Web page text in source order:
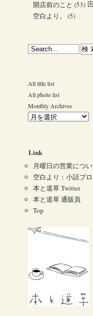
開店前のこと (53)
空白より。
(5)
All title list
All photo list
Monthly Archives
Link
月曜日の営業につ
空白より：小話ブ
本と道草 Twitter
本と道草 通販頁
Top